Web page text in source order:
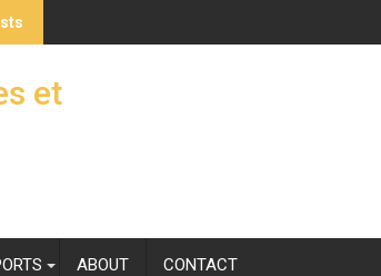
et
ABOUT CONTACT